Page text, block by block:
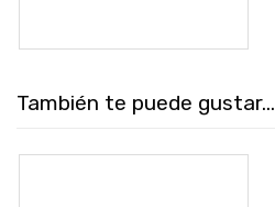
También te puede gustar...